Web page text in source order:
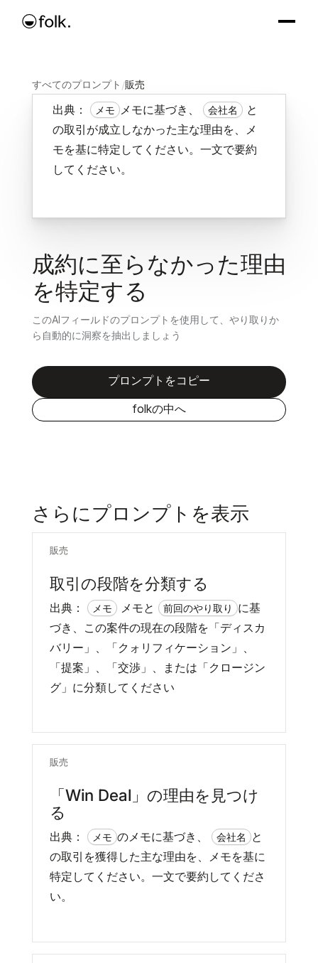
すべてのプロンプト /販売
出典： メモ メモに基づき、 会社名
と
の取引が成立しなかった主な理由を、メ
モを基に特定してください。一文で要約
してください。
成約に至らなかった理由
を特定する
このAIフィールドのプロンプトを使用して、やり取りか
ら自動的に洞察を抽出しましょう
プロンプトをコピー
folkの中へ
さらにプロンプトを表示
販売
取引の段階を分類する
出典： メモ メモと 前回のやり取り に基
づき、この案件の現在の段階を「ディスカ
バリー」、「クォリフィケーション」、
「提案」、「交渉」、または「クロージン
グ」に分類してください
販売
「Win Deal」の理由を見つけ
る
出典： メモ のメモに基づき、 会社名 と
の取引を獲得した主な理由を、メモを基に
特定してください。一文で要約してくださ
い。